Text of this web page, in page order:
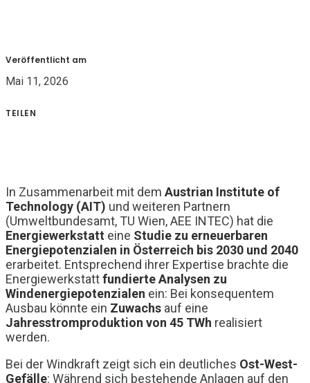
Veröffentlicht am
Mai 11, 2026
TEILEN
In Zusammenarbeit mit dem Austrian Institute of
Technology (AIT) und weiteren Partnern
(Umweltbundesamt, TU Wien, AEE INTEC) hat die
Energiewerkstatt eine Studie zu erneuerbaren
Energiepotenzialen in Österreich bis 2030 und 2040
erarbeitet. Entsprechend ihrer Expertise brachte die
Energiewerkstattfundierte Analysen zu
Windenergiepotenzialen ein: Bei konsequentem
Ausbau könnte ein Zuwachs auf eine
Jahresstromproduktion von 45 TWh realisiert
werden.
Bei der Windkraft zeigt sich ein deutliches Ost-West-
Gefälle: Während sich bestehende Anlagen auf den